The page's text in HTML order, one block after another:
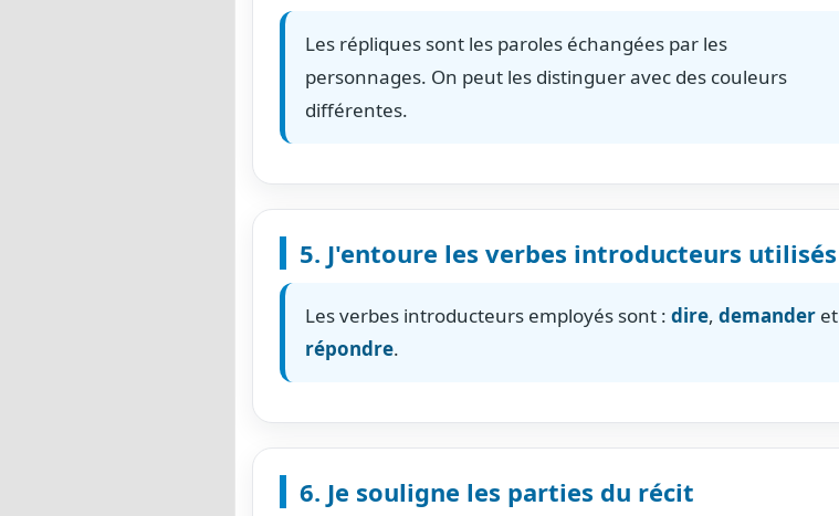
Les répliques sont les paroles échangées par les
personnages. On peut les distinguer avec des couleurs
différentes.
5. J'entoure les verbes introducteurs utilisés
Les verbes introducteurs employés sont : dire, demander et
répondre.
6. Je souligne les parties du récit